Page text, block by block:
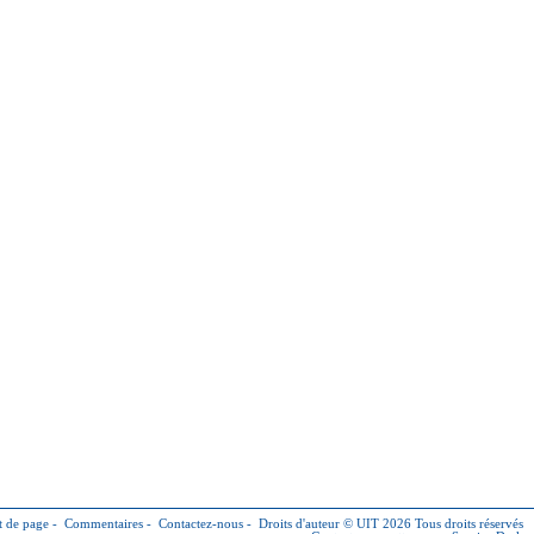
de page - Commentaires - Contactez-nous - Droits d'auteur © UIT 2026 Tous droits réservés